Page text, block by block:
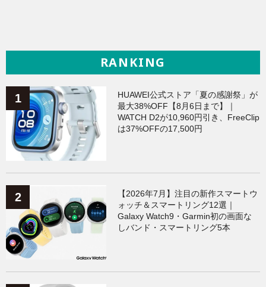
RANKING
HUAWEI公式ストア「夏の感謝祭」が
最大38%OFF【8月6日まで】｜
WATCH D2が10,960円引き、FreeClip
は37%OFFの17,500円
【2026年7月】注目の新作スマートウ
ォッチ＆スマートリング12選｜
Galaxy Watch9・Garmin初の画面な
しバンド・スマートリング5本